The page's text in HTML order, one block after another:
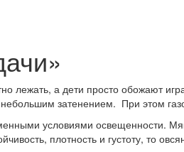
лежать, а дети просто обожают
небольшим затенением. При этом
условиями освещенности.
плотность и густоту, то